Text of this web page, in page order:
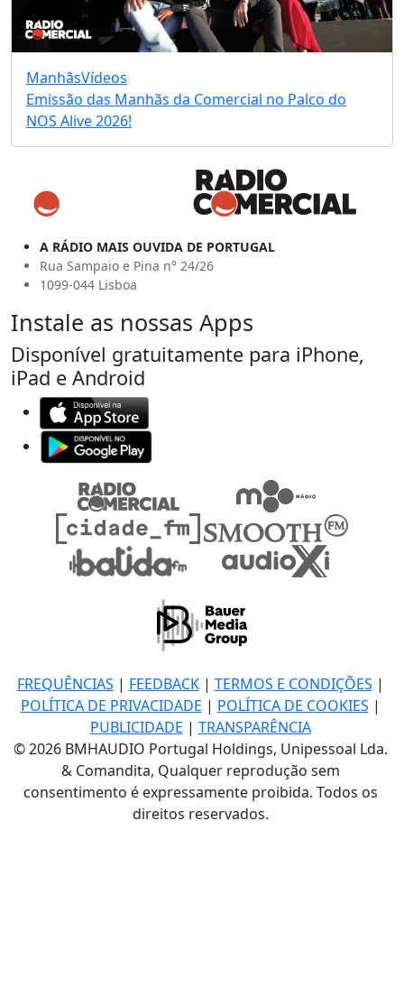
ManhãsVídeos
Emissão das Manhãs da Comercial no Palco do
NOS Alive 2026!
A RÁDIO MAIS OUVIDA DE PORTUGAL
Rua Sampaio e Pina n° 24/26
1099-044 Lisboa
Instale as nossas Apps
Disponível gratuitamente para iPhone,
iPad e Android
FREQUÊNCIAS | FEEDBACK| TERMOS E CONDIÇÕES |
POLÍTICA DE PRIVACIDADE | POLÍTICA DE COOKIES |
PUBLICIDADE | TRANSPARÊNCIA
© 2026 BMHAUDIO Portugal Holdings, Unipessoal Lda.
& Comandita, Qualquer reprodução sem
consentimento é expressamente proibida. Todos os
direitos reservados.